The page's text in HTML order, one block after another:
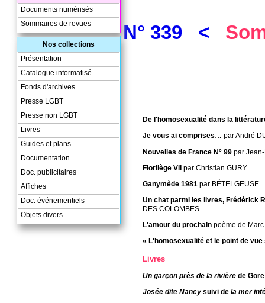
N° 339 <
De l'homosexualité dans la
Je vous ai comprises… par André
Nouvelles de France N° 99 par
Florilège VII par Christian GURY
Ganymède 1981 par BÉTELGEUSE
Un chat parmi les livres, Frédérick
DES COLOMBES
L'amour du prochain poème de
« L'homosexualité et le point de
Livres
Un garçon près de la rivièrede Gore
Josée dite Nancysuivi de la mer
Documents numérisés
Sommaires de revues
Nos collections
Présentation
Catalogue informatisé
Fonds d'archives
Presse LGBT
Presse non LGBT
Livres
Guides et plans
Documentation
Doc. publicitaires
Affiches
Doc. événementiels
Objets divers